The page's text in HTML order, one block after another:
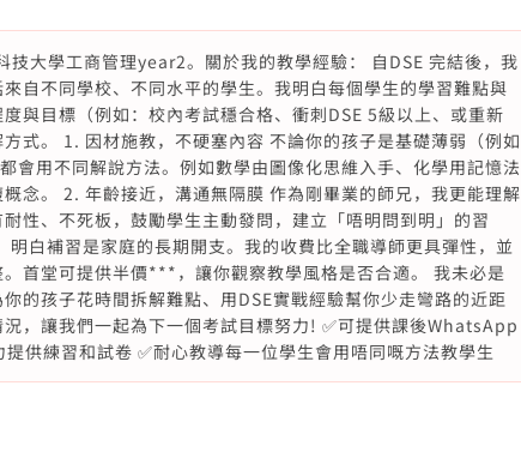
大學工商管理year2。關於我的教學經驗： 自DSE 完結後，我
自不同學校、不同水平的學生。我明白每個學生的學習難點與
與目標（例如：校內考試穩合格、衝刺DSE 5級以上、或重新
式。 1. 因材施教，不硬塞內容 不論你的孩子是基礎薄弱（例如
會用不同解說方法。例如數學由圖像化思維入手、化學用記憶法
念。 2. 年齡接近，溝通無隔膜 作為剛畢業的師兄，我更能理解
性、不死板，鼓勵學生主動發問，建立「唔明問到明」的習
白補習是家庭的長期開支。我的收費比全職導師更具彈性，並
首堂可提供半價***，讓你觀察教學風格是否合適。 我未必是
的孩子花時間拆解難點、用DSE實戰經驗幫你少走彎路的近距
，讓我們一起為下一個考試目標努力! ✅可提供課後WhatsApp
供練習和試卷 ✅耐心教導每一位學生會用唔同嘅方法教學生